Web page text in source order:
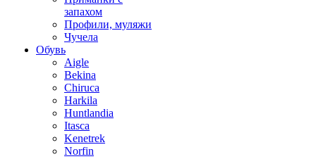
запахом
Профили, муляжи
Чучела
Обувь
Aigle
Bekina
Chiruсa
Harkila
Huntlandia
Itasca
Kenetrek
Norfin